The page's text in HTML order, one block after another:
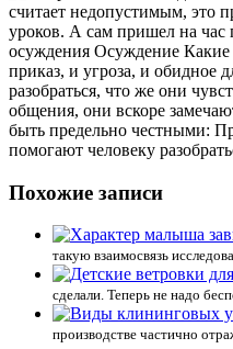
считает недопустимым, это
уроков. А сам пришел на час
осуждения Осуждение Какие
приказ, и угроза, и обидное
разобраться, что же они
общения, они вскоре
быть предельно честными:
помогают человеку
Похожие записи
такую взаимосвязь
сделали. Теперь не надо
производстве частично